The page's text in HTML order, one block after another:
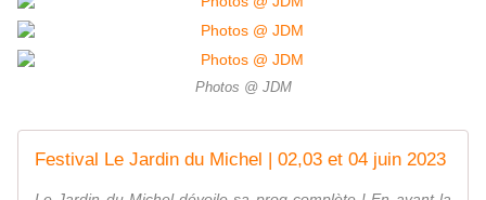
Photos @ JDM
Festival Le Jardin du Michel | 02,03 et 04 juin 2023